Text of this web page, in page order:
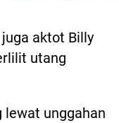
aktot Billy
utang
lewat unggahan